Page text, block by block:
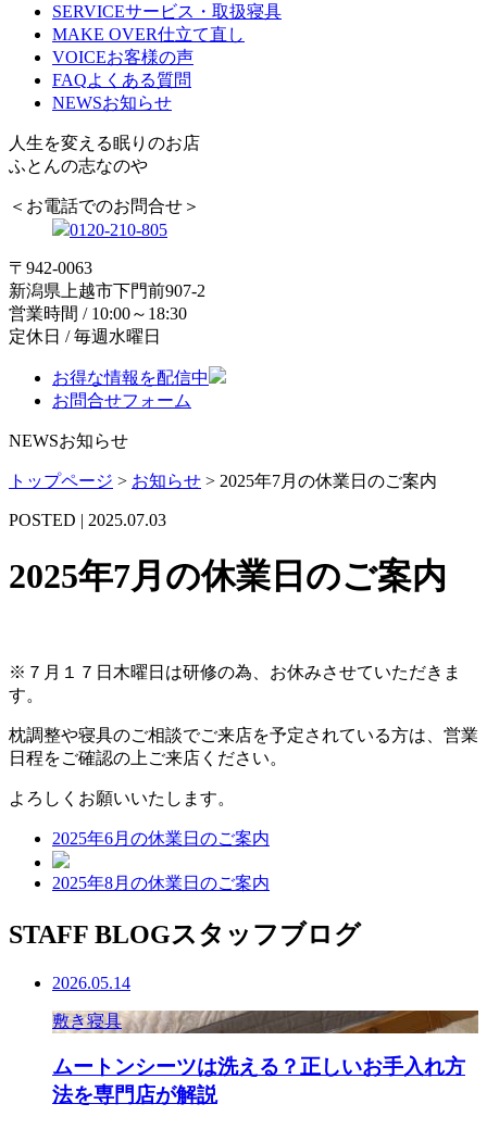
SERVICEサービス・取扱寝具
MAKE OVER仕立て直し
VOICEお客様の声
FAQよくある質問
NEWSお知らせ
人生を変える眠りのお店
ふとんの志なのや
＜お電話でのお問合せ＞
0120-210-805
〒942-0063
新潟県上越市下門前907-2
営業時間 / 10:00～18:30
定休日 / 毎週水曜日
お得な情報を配信中
お問合せフォーム
NEWSお知らせ
トップページ > お知らせ > 2025年7月の休業日のご案内
POSTED | 2025.07.03
2025年7月の休業日のご案内
※７ 月１７日木曜日は研修の為、お休みさせていただきま
す。
枕調整や寝具のご相談でご来店を予定されている方は、営業
日程をご確認の上ご来店ください。
よろしくお願いいたします。
2025年6月の休業日のご案内
2025年8月の休業日のご案内
STAFF BLOGスタッフブログ
2026.05.14
敷き寝具
ムートンシーツは洗える？正しいお手入れ方
法を専門店が解説